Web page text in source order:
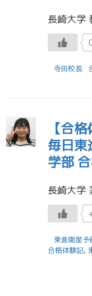
寺田校長
【合
毎日東
学部 合
東進衛星
合格体験記,